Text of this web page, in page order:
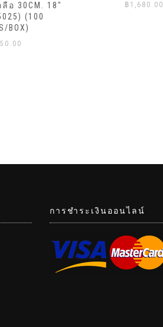
อ 30CM. 18″
(100
BOX)
฿ 1,680.00
การชำระเงินออนไลน์